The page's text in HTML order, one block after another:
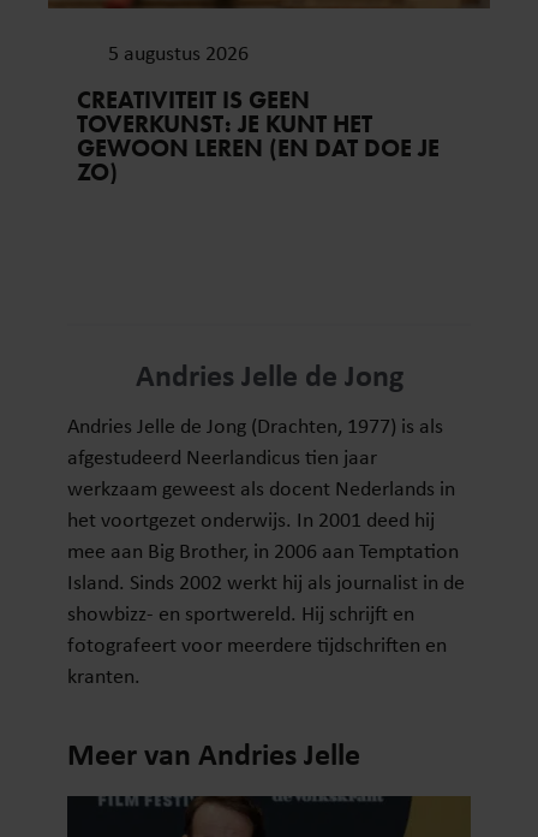
5 augustus 2026
CREATIVITEIT IS GEEN
TOVERKUNST: JE KUNT HET
GEWOON LEREN (EN DAT DOE JE
ZO)
Andries Jelle de Jong
Andries Jelle de Jong (Drachten, 1977) is als
afgestudeerd Neerlandicus tien jaar
werkzaam geweest als docent Nederlands in
het voortgezet onderwijs. In 2001 deed hij
mee aan Big Brother, in 2006 aan Temptation
Island. Sinds 2002 werkt hij als journalist in de
showbizz- en sportwereld. Hij schrijft en
fotografeert voor meerdere tijdschriften en
kranten.
Meer van Andries Jelle